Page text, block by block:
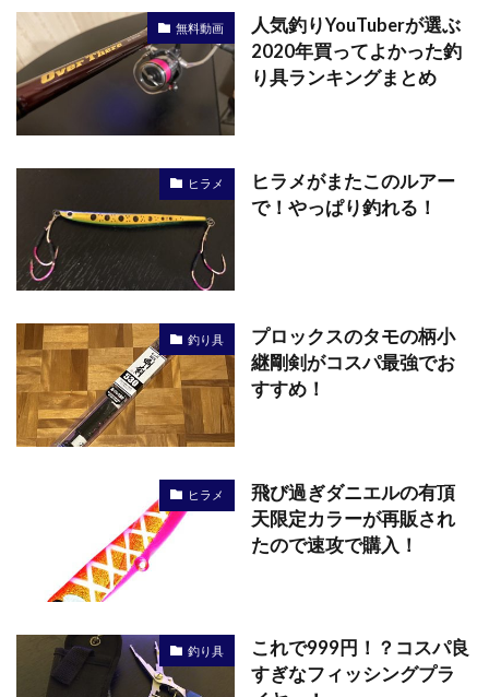
無料動画
人気釣りYouTuberが選ぶ
2020年買ってよかった釣
り具ランキングまとめ
ヒラメ
ヒラメがまたこのルアー
で！やっぱり釣れる！
釣り具
プロックスのタモの柄小
継剛剣がコスパ最強でお
すすめ！
ヒラメ
飛び過ぎダニエルの有頂
天限定カラーが再販され
たので速攻で購入！
釣り具
これで999円！？コスパ良
すぎなフィッシングプラ